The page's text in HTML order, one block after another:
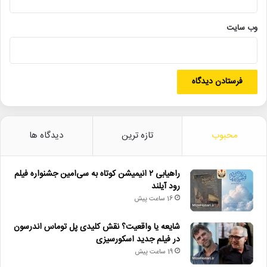
پیوندش با گذشته و فرهنگ اصیل قطع می‌شود. وزارت فرهنگ و ارشاد
اسلامی مفتخر است که در خدمت این قشر ارزشمند باشد.
حماسه‌سرایی عباس شیرخدایی و آوازخوانی محمد گلریز درباره‌ی جنگ
وب‌ سایت
محبوب تازه ترین دیدگاه ها
راهیابی ۲ انیمیشن کوتاه به سی‌امین جشنواره فیلم
رود آیلند
16 ساعت پیش
شایعه یا واقعیت؟ نقش کلیدی پل توماس اندرسون
در فیلم جدید اسکورسیزی
19 ساعت پیش